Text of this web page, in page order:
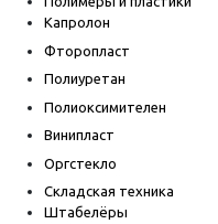
Капролон
Фторопласт
Полиуретан
Полиоксимителен
Винипласт
Оргстекло
Складская техника
Штабелёры